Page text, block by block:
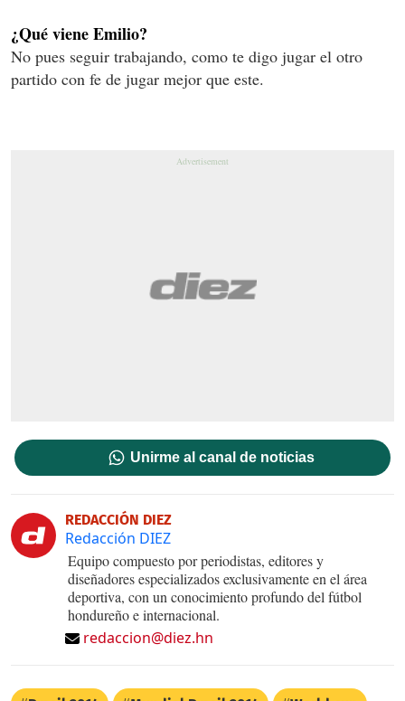
¿Qué viene Emilio?
No pues seguir trabajando, como te digo jugar el otro
partido con fe de jugar mejor que este.
Unirme al canal de noticias
REDACCIÓN DIEZ
Redacción DIEZ
Equipo compuesto por periodistas, editores y
diseñadores especializados exclusivamente en el área
deportiva, con un conocimiento profundo del fútbol
hondureño e internacional.
redaccion@diez.hn